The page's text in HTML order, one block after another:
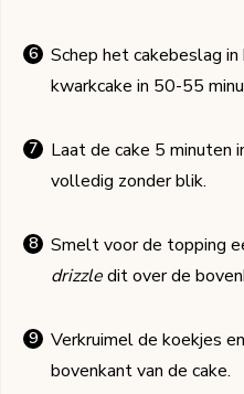
Schep het cakebeslag
kwarkcake in 50-55
Laat de cake 5 minuten
volledig zonder blik.
Smelt voor de topping
drizzledit over de
Verkruimel de koekjes
bovenkant van de cake.